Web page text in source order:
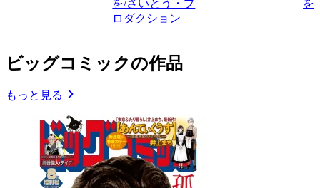
を/さいとう・プ
ロダクション
を
ビッグコミックの作品
もっと見る